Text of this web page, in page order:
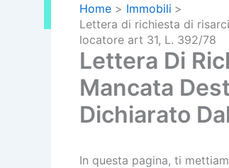
Home
Immobili
Lettera di richiesta di
locatore art 31, L. 392/78
Lettera Di
Mancata
Dichiarato
In questa pagina, ti